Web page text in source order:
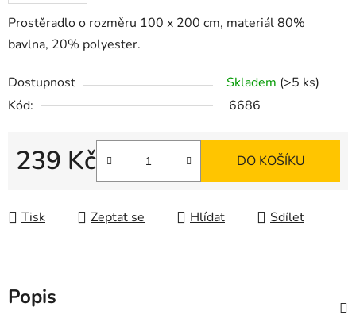
Prostěradlo o rozměru 100 x 200 cm, materiál 80%
bavlna, 20% polyester.
Dostupnost Skladem (>5 ks)
Kód:
6686
239 Kč DO KOŠÍKU
Tisk Zeptat se Hlídat Sdílet
Popis